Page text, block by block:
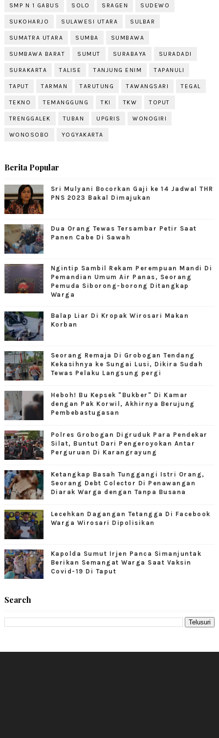
SMP N 1 GABUS SOLO SRAGEN SUDEWO
SUKOHARJO SULAWESI UTARA SULBAR
SUMATRA UTARA SUMBA SUMBAWA
SUMBAWA BARAT SUMUT SURABAYA SURADADI
SURAKARTA TALISE TANJUNG ENIM TAPANULI
TAPUT TARMAN TARUTUNG TAWANGSARI TEGAL
TEKNO TEMANGGUNG TKI TKW TOPUT
TRENGGALEK TUBAN UPGRIS WONOGIRI
WONOSOBO YOGYAKARTA
Berita Popular
Sri Mulyani Bocorkan Gaji ke 14 Jadwal THR
PNS 2023 Bakal Dimajukan
Dua Orang Tewas Tersambar Petir Saat
Panen Cabe Di Sawah
Ngintip Sambil Rekam Perempuan Mandi Di
Pemandian Umum Air Panas, Seorang
Pemuda Siborong-borong Ditangkap
Warga
Balap Liar Di Kropak Wirosari Makan
Korban
Seorang Remaja Di Grobogan Tendang
Kekasihnya ke Sungai Lusi, Dikira Sudah
Tewas Pelaku Langsung pergi
Heboh! Bu Kepsek "Bukber" Di Kamar
dengan Pak Korwil, Akhirnya Berujung
Pembebastugasan
Polres Grobogan Digruduk Para Pendekar
Silat, Buntut Dari Pengeroyokan Antar
Perguruan Di Karangrayung
Ketangkap Basah Tunggangi Istri Orang,
Seorang Debt Colector Di Penawangan
Diarak Warga dengan Tanpa Busana
Lecehkan Dagangan Tetangga Di Facebook
Warga Wirosari Dipolisikan
Kapolda Sumut Irjen Panca Simanjuntak
Berikan Semangat Warga Saat Vaksin
Covid-19 Di Taput
Search